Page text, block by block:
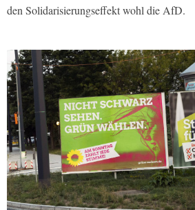
den Solidarisierungseffekt wohl die AfD.